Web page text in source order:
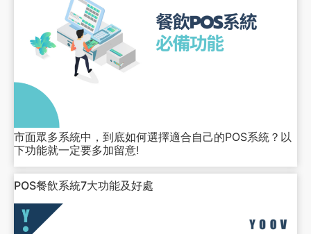
市面眾多系統中，到底如何選擇適合自己的POS系統？以
下功能就一定要多加留意!
POS餐飲系統7大功能及好處